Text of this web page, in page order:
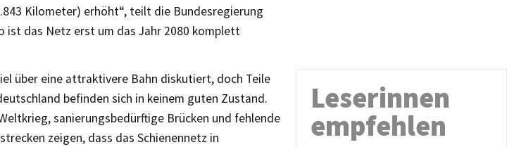
Kilometer) erhöht“, teilt die Bundesregierung
ist das Netz erst um das Jahr 2080 komplett
über eine attraktivere Bahn diskutiert, doch Teile
befinden sich in keinem guten Zustand.
sanierungsbedürftige Brücken und fehlende
zeigen, dass das Schienennetz in
Leserinnen
empfehlen